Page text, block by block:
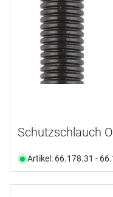
Schutzschlauch
Artikel: 66.178.31 -